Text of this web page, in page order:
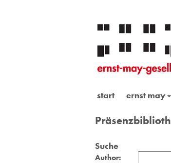
start ernst may
Suche
Author: